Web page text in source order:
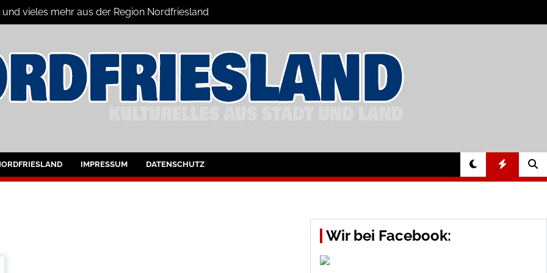
vieles mehr aus der Region Nordfriesland
für Nordfriesland und Husum
IMPRESSUM DATENSCHUTZ
Wir bei Facebook: